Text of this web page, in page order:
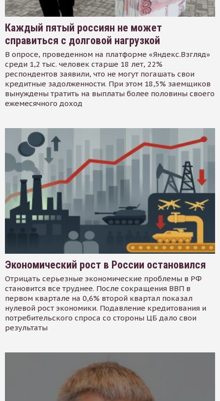
Каждый пятый россиян не может
справиться с долговой нагрузкой
В опросе, проведенном на платформе «Яндекс.Взгляд»
среди 1,2 тыс. человек старше 18 лет, 22%
респондентов заявили, что не могут погашать свои
кредитные задолженности. При этом 18,5% заемщиков
вынуждены тратить на выплаты более половины своего
ежемесячного доход
Экономический рост в России остановился
Отрицать серьезные экономические проблемы в РФ
становится все труднее. После сокращения ВВП в
первом квартале на 0,6% второй квартал показал
нулевой рост экономики. Подавление кредитования и
потребительского спроса со стороны ЦБ дало свои
результаты